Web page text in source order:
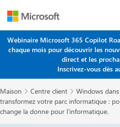
Webinaire Microsoft 365 Copilot
chaque mois pour découvrir les
direct et les
Inscrivez-vous dès
Maison  Centre client  Windows
transformez votre parc informatique :
change la donne pour l’informatique.